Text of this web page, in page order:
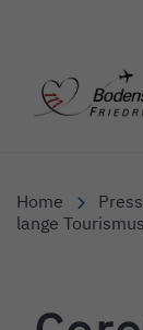
Home
lange